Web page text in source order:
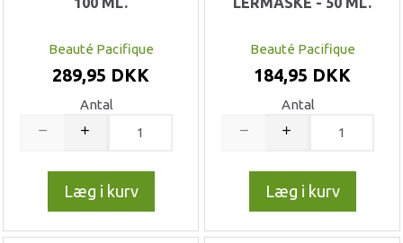
Beauté Pacifique
289,95 DKK
Antal
Læg i kurv
Beauté Pacifique
184,95 DKK
Antal
Læg i kurv